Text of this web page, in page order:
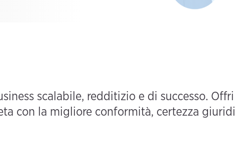
scalabile, redditizio e di successo.
con la migliore conformità, certezza